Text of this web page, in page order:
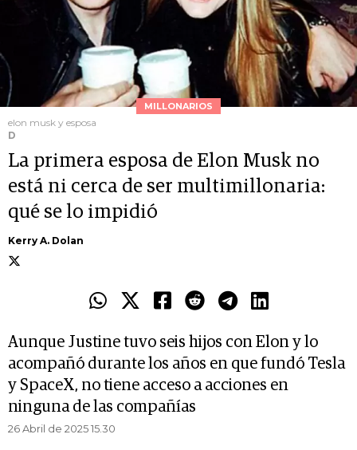
MILLONARIOS
elon musk y esposa
D
La primera esposa de Elon Musk no
está ni cerca de ser multimillonaria:
qué se lo impidió
Kerry A. Dolan
Aunque Justine tuvo seis hijos con Elon y lo
acompañó durante los años en que fundó Tesla
y SpaceX, no tiene acceso a acciones en
ninguna de las compañías
26 Abril de 2025 15.30